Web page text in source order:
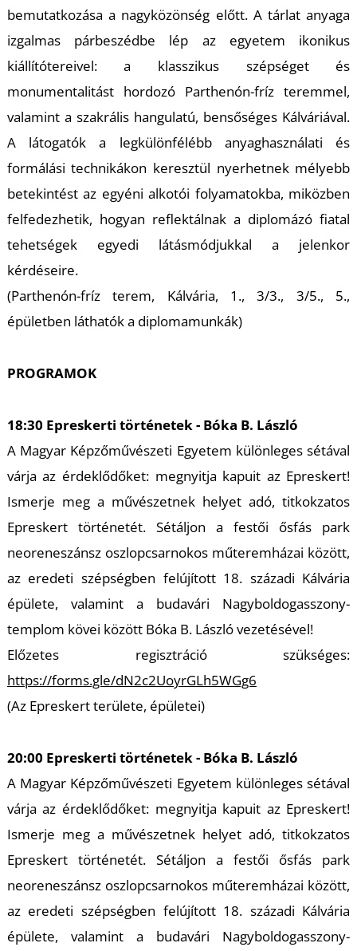
bemutatkozása a nagyközönség előtt. A tárlat anyaga
izgalmas párbeszédbe lép az egyetem ikonikus
kiállítótereivel: a klasszikus szépséget és
monumentalitást hordozó Parthenón-fríz teremmel,
valamint a szakrális hangulatú, bensőséges Kálváriával.
A látogatók a legkülönfélébb anyaghasználati és
formálási technikákon keresztül nyerhetnek mélyebb
betekintést az egyéni alkotói folyamatokba, miközben
felfedezhetik, hogyan reflektálnak a diplomázó fiatal
tehetségek egyedi látásmódjukkal a jelenkor
kérdéseire.
(Parthenón-fríz terem, Kálvária, 1., 3/3., 3/5., 5.,
épületben láthatók a diplomamunkák)
PROGRAMOK
18:30 Epreskerti történetek - Bóka B. László
A Magyar Képzőművészeti Egyetem különleges sétával
várja az érdeklődőket: megnyitja kapuit az Epreskert!
Ismerje meg a művészetnek helyet adó, titkokzatos
Epreskert történetét. Sétáljon a festői ősfás park
neoreneszánsz oszlopcsarnokos műteremházai között,
az eredeti szépségben felújított 18. századi Kálvária
épülete, valamint a budavári Nagyboldogasszony-
templom kövei között Bóka B. László vezetésével!
Előzetes regisztráció szükséges:
https://forms.gle/dN2c2UoyrGLh5WGg6
(Az Epreskert területe, épületei)
20:00 Epreskerti történetek - Bóka B. László
A Magyar Képzőművészeti Egyetem különleges sétával
várja az érdeklődőket: megnyitja kapuit az Epreskert!
Ismerje meg a művészetnek helyet adó, titkokzatos
Epreskert történetét. Sétáljon a festői ősfás park
neoreneszánsz oszlopcsarnokos műteremházai között,
az eredeti szépségben felújított 18. századi Kálvária
épülete, valamint a budavári Nagyboldogasszony-